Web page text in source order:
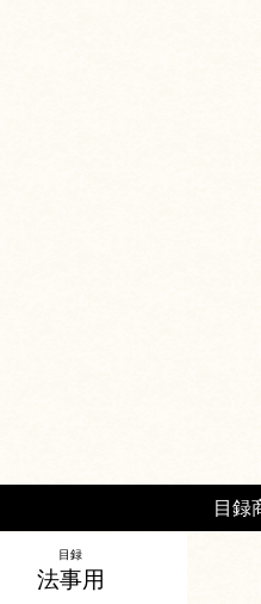
目録
目録
法事用